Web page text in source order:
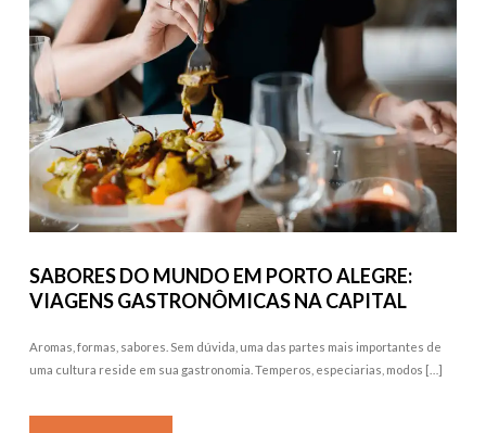
SABORES DO MUNDO EM PORTO ALEGRE:
VIAGENS GASTRONÔMICAS NA CAPITAL
Aromas, formas, sabores. Sem dúvida, uma das partes mais importantes de
uma cultura reside em sua gastronomia. Temperos, especiarias, modos […]